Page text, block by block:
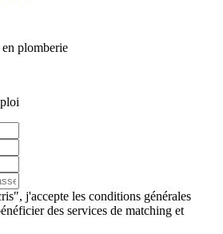
plomberie
j'accepte les conditions générales
des services de matching et